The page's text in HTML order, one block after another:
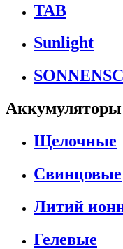
TAB
Sunlight
Щелочные
Свинцовые
Литий
Гелевые